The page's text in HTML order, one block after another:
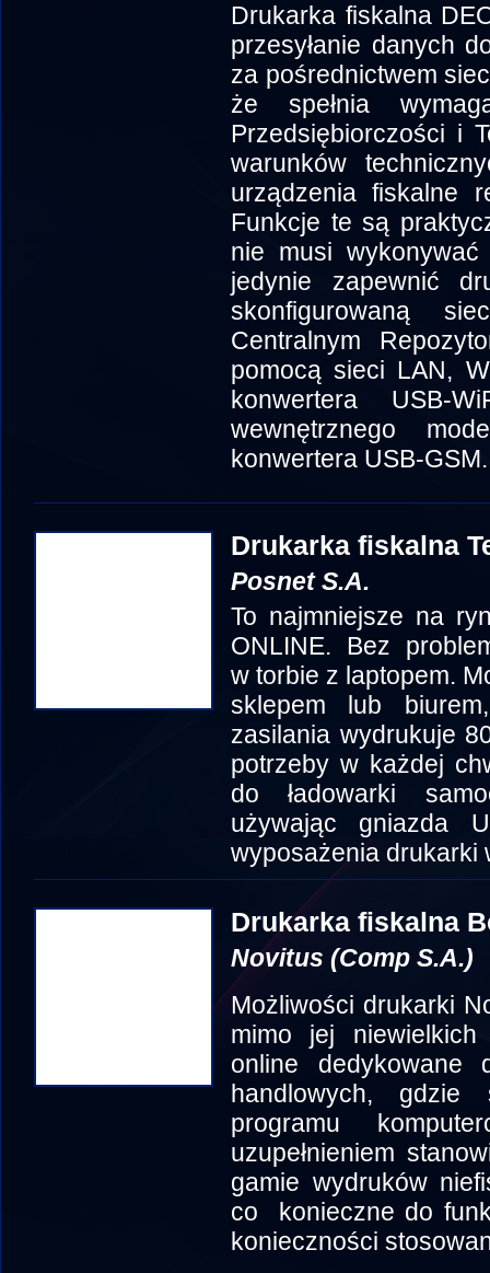
Drukarka fiskalna
przesyłanie danych
za pośrednictwem
że spełnia
Przedsiębiorczości i
warunków
urządzenia fiskalne
Funkcje te są
nie musi
jedynie zapewnić
skonfigurowaną
Centralnym
pomocą sieci LAN,
konwertera USB-
wewnętrznego
konwertera USB-GSM.
Drukarka fiskalna
Posnet S.A.
To najmniejsze na
ONLINE. Bez
w torbie z laptopem.
sklepem lub
zasilania wydrukuje
potrzeby w każdej
do ładowarki
używając gniazda
wyposażenia drukarki
Drukarka fiskalna
Novitus (Comp S.A.)
Możliwości drukarki
mimo jej
online dedykowane
handlowych,
programu
uzupełnieniem
gamie wydruków
co konieczne do
konieczności